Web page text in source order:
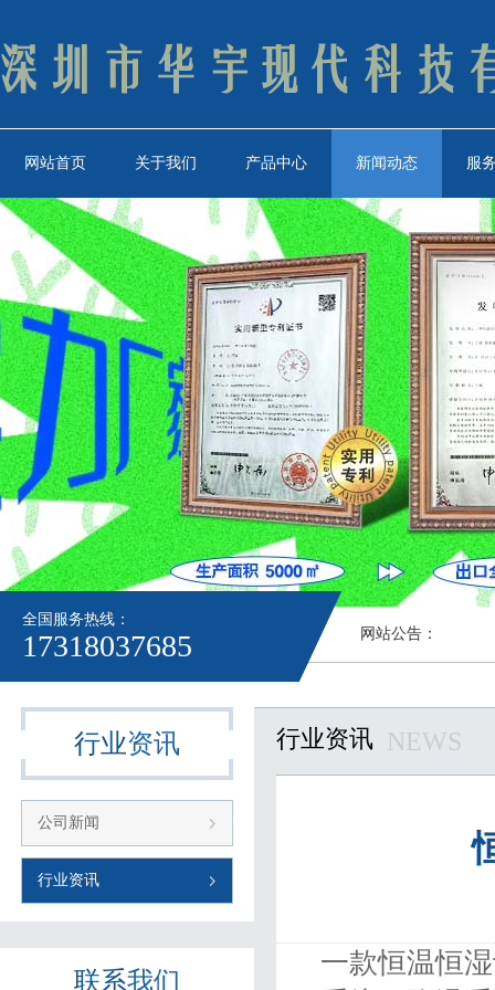
网站首页 关于我们 产品中心 新闻动态 服
全国服务热线：
17318037685 网站公告：
行业资讯
公司新闻
行业资讯
联系我们
行业资讯 NEWS
一款恒温恒